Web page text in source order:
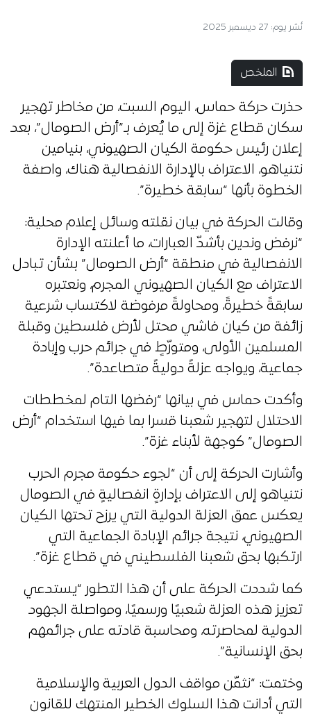
نُشر يوم: 27 ديسمبر 2025
الملخص
حذرت حركة حماس، اليوم السبت، من مخاطر تهجير
سكان قطاع غزة إلى ما يُعرف بـ”أرض الصومال”، بعد
إعلان رئيس حكومة الكيان الصهيوني، بنيامين
نتنياهو، الاعتراف بالإدارة الانفصالية هناك، واصفة
الخطوة بأنها “سابقة خطيرة”.
وقالت الحركة في بيان نقلته وسائل إعلام محلية:
“نرفض وندين بأشدّ العبارات، ما أعلنته الإدارة
الانفصالية في منطقة “أرض الصومال” بشأن تبادل
الاعتراف مع الكيان الصهيوني المجرم، ونعتبره
سابقةً خطيرةً، ومحاولةً مرفوضة لاكتساب شرعية
زائفة من كيان فاشي محتل لأرض فلسطين وقبلة
المسلمين الأولى، ومتورّطٍ في جرائم حرب وإبادة
جماعية، ويواجه عزلةً دوليةً متصاعدة”.
وأكدت حماس في بيانها “رفضها التام لمخططات
الاحتلال لتهجير شعبنا قسرا بما فيها استخدام “أرض
الصومال” كوجهة لأبناء غزة”.
وأشارت الحركة إلى أن “لجوء حكومة مجرم الحرب
نتنياهو إلى الاعتراف بإدارةٍ انفصاليةٍ في الصومال
يعكس عمق العزلة الدولية التي يرزح تحتها الكيان
الصهيوني، نتيجة جرائم الإبادة الجماعية التي
ارتكبها بحق شعبنا الفلسطيني في قطاع غزة”.
كما شددت الحركة على أن هذا التطور “يستدعي
تعزيز هذه العزلة شعبيًا ورسميًا، ومواصلة الجهود
الدولية لمحاصرته، ومحاسبة قادته على جرائمهم
بحق الإنسانية”.
وختمت: “نثمّن مواقف الدول العربية والإسلامية
التي أدانت هذا السلوك الخطير المنتهك للقانون